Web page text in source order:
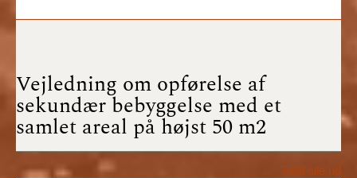
BR18 (17/9 - 31/12
2022)
BR18 (1/7 - 16/9
2022)
Vejledning om opførelse af
sekundær bebyggelse med et
samlet areal på højst 50 m2
Fold alle ud